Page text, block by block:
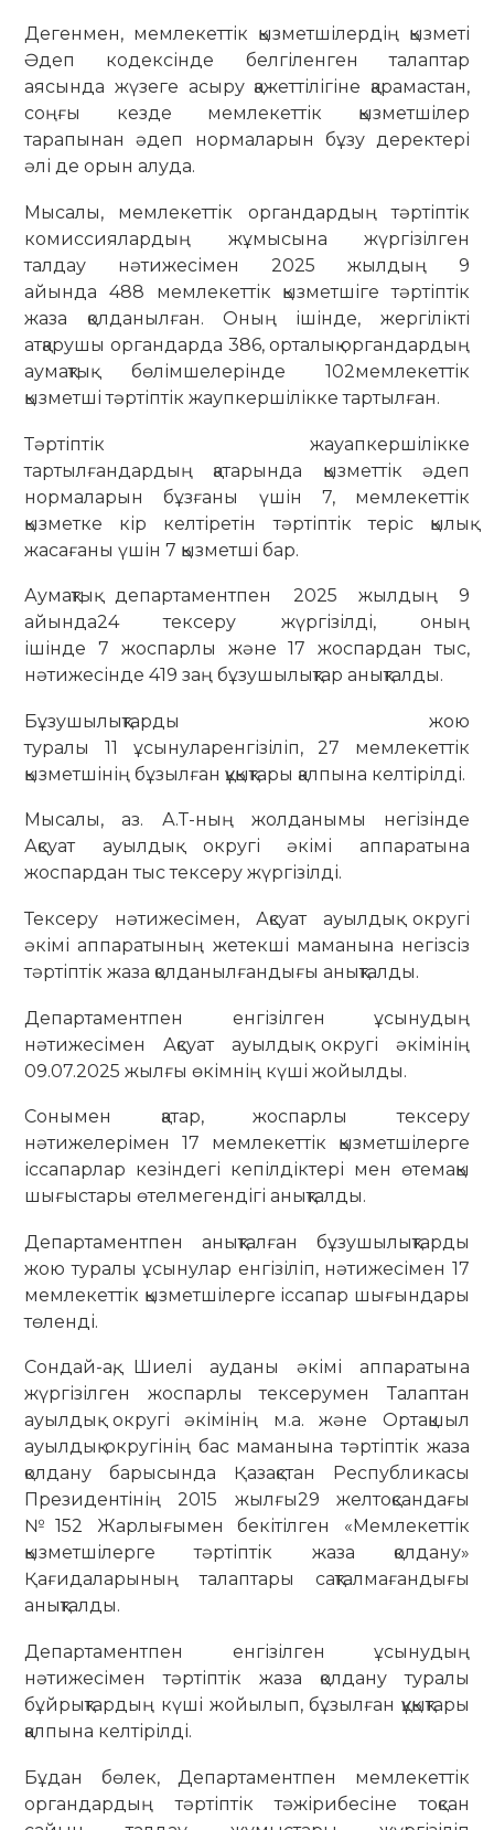
Дегенмен, мемлекеттік қызметшілердің қызметі
Әдеп кодексінде белгіленген талаптар
аясында жүзеге асыру қажеттілігіне қарамастан,
соңғы кезде мемлекеттік қызметшілер
тарапынан әдеп нормаларын бұзу деректері
әлі де орын алуда.
Мысалы, мемлекеттік органдардың тәртіптік
комиссиялардың жұмысына жүргізілген
талдау нәтижесімен 2025 жылдың 9
айында 488 мемлекеттік қызметшіге тәртіптік
жаза қолданылған. Оның ішінде, жергілікті
атқарушы органдарда 386, орталық органдардың
аумақтық бөлімшелерінде 102мемлекеттік
қызметші тәртіптік жаупкершілікке тартылған.
Тәртіптік жауапкершілікке
тартылғандардың қатарында қызметтік әдеп
нормаларын бұзғаны үшін 7, мемлекеттік
қызметке кір келтіретін тәртіптік теріс қылық
жасағаны үшін 7 қызметші бар.
Аумақтық департаментпен 2025 жылдың 9
айында24 тексеру жүргізілді, оның
ішінде 7 жоспарлы және 17 жоспардан тыс,
нәтижесінде 419 заң бұзушылықтар анықталды.
Бұзушылықтарды жою
туралы 11 ұсынуларенгізіліп, 27 мемлекеттік
қызметшінің бұзылған құқықтары қалпына келтірілді.
Мысалы, аз. А.Т-ның жолданымы негізінде
Ақсуат ауылдық округі әкімі аппаратына
жоспардан тыс тексеру жүргізілді.
​Тексеру нәтижесімен, Ақсуат ауылдық округі
әкімі аппаратының жетекші маманына негізсіз
тәртіптік жаза қолданылғандығы анықталды.
​Департаментпен енгізілген ұсынудың
нәтижесімен Ақсуат ауылдық округі әкімінің
09.07.2025 жылғы өкімнің күші жойылды.
Сонымен қатар, жоспарлы тексеру
нәтижелерімен 17 мемлекеттік қызметшілерге
іссапарлар кезіндегі кепілдіктері мен өтемақы
шығыстары өтелмегендігі анықталды.
Департаментпен анықталған бұзушылықтарды
жою туралы ұсынулар енгізіліп, нәтижесімен 17
мемлекеттік қызметшілерге іссапар шығындары
төленді.
Сондай-ақ, Шиелі ауданы әкімі аппаратына
жүргізілген жоспарлы тексерумен Талаптан
ауылдық округі әкімінің м.а. және Ортақшыл
ауылдық округінің бас маманына тәртіптік жаза
қолдану барысында Қазақстан Республикасы
Президентінің 2015 жылғы29 желтоқсандағы
№152 Жарлығымен бекітілген «Мемлекеттік
қызметшілерге тәртіптік жаза қолдану»
Қағидаларының талаптары сақталмағандығы
анықталды.
Департаментпен енгізілген ұсынудың
нәтижесімен тәртіптік жаза қолдану туралы
бұйрықтардың күші жойылып, бұзылған құқықтары
қалпына келтірілді.
Бұдан бөлек, Департаментпен мемлекеттік
органдардың тәртіптік тәжірибесіне тоқсан